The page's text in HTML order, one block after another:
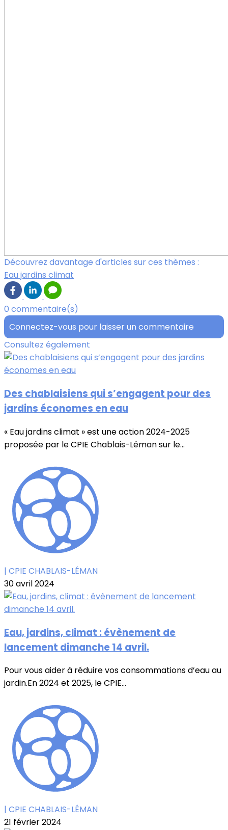
Découvrez davantage d'articles sur ces thèmes :
Eau jardins climat
0 commentaire(s)
Connectez-vous pour laisser un commentaire
Consultez également
Des chablaisiens qui s’engagent pour des
jardins économes en eau
« Eau jardins climat » est une action 2024-2025
proposée par le CPIE Chablais-Léman sur le...
| CPIE CHABLAIS-LÉMAN
30 avril 2024
Eau, jardins, climat : évènement de
lancement dimanche 14 avril.
Pour vous aider à réduire vos consommations d’eau au
jardin.En 2024 et 2025, le CPIE...
| CPIE CHABLAIS-LÉMAN
21 février 2024